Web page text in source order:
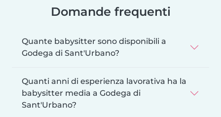
Domande frequenti
Quante babysitter sono disponibili a
Godega di Sant'Urbano?
Quanti anni di esperienza lavorativa ha la
babysitter media a Godega di
Sant'Urbano?